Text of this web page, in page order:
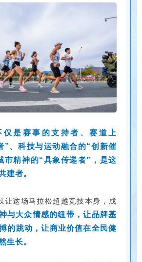
仅是赛事的支持者、赛道上
”、科技与运动融合的“创新催
市精神的“具象传递者”，是这
建者。
让这场马拉松超越竞技本身，成
与大众情感的纽带，让品牌基
的跳动，让商业价值在全民健
生长。